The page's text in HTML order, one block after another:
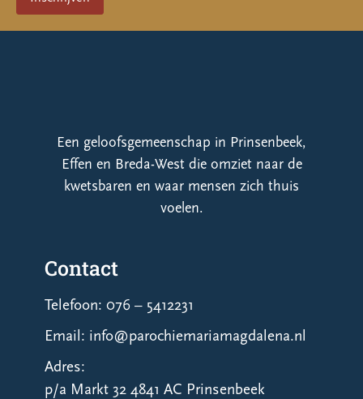
Een geloofsgemeenschap in Prinsenbeek,
Effen en Breda-West die omziet naar de
kwetsbaren en waar mensen zich thuis
voelen.
Contact
Telefoon: 076 – 5412231
Email: info@parochiemariamagdalena.nl
Adres:
p/a Markt 32 4841 AC Prinsenbeek